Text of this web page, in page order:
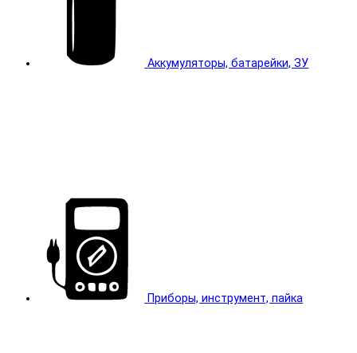
Аккумуляторы, батарейки, ЗУ
Приборы, инструмент, пайка